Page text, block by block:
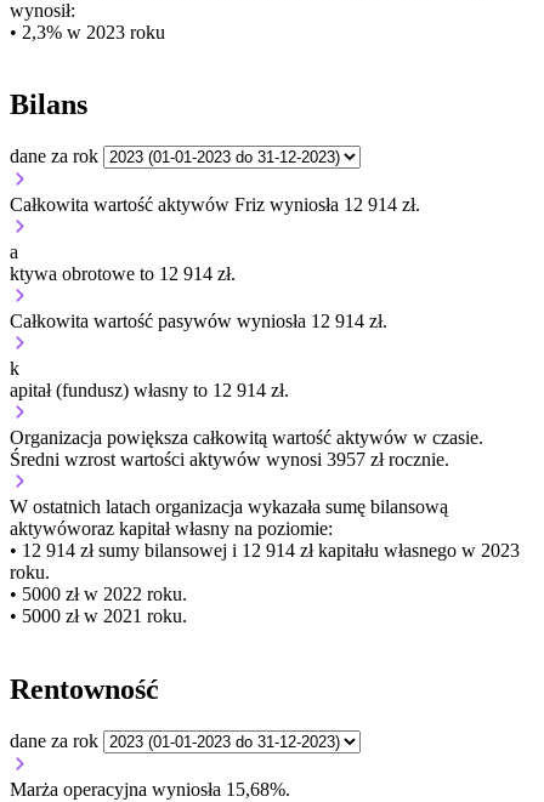
wynosił:
• 2,3% w 2023 roku
Bilans
dane za rok
Całkowita wartość aktywów Friz wyniosła 12 914 zł.
a
ktywa obrotowe to 12 914 zł.
Całkowita wartość pasywów wyniosła 12 914 zł.
k
apitał (fundusz) własny to 12 914 zł.
Organizacja powiększa całkowitą wartość aktywów w czasie.
Średni wzrost wartości aktywów wynosi 3957 zł rocznie.
W ostatnich latach organizacja wykazała sumę bilansową
aktywóworaz kapitał własny na poziomie:
• 12 914 złsumy bilansowej i 12 914 zł kapitału własnego w 2023
roku.
• 5000 złw 2022 roku.
• 5000 złw 2021 roku.
Rentowność
dane za rok
Marża operacyjna wyniosła 15,68%.